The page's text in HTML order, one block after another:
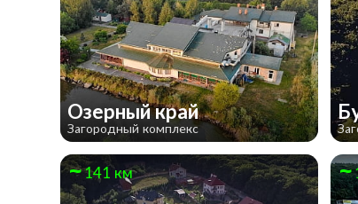
Озерный край
Загородный комплекс
141 км